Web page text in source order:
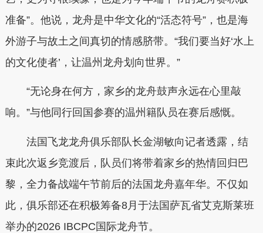
准备”。他说，龙舟是中华文化的“活态符号”，也是海
外游子与故土之间真切的情感脐带。“我们要当好‘水上
的文化使者’，让温州龙舟划向世界。”
“无论身在何方，家乡的龙舟鼓声永远在心里敲
响。”与他同行回国参赛的温州籍队员在赛后感慨。
法国飞龙龙舟俱乐部队长金湖敏向记者透露，结
束此次返乡竞渡后，队员们将带着家乡的热情回归巴
黎，全力备战端午节前后的法国龙舟嘉年华。不仅如
此，俱乐部还在积极筹备8月于法国萨瓦省艾克斯莱班
举办的2026 IBCPC国际龙舟节。